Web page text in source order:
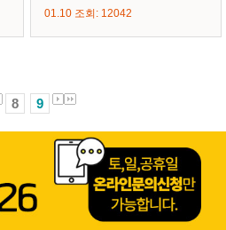
01.10 조회: 12042
8 9